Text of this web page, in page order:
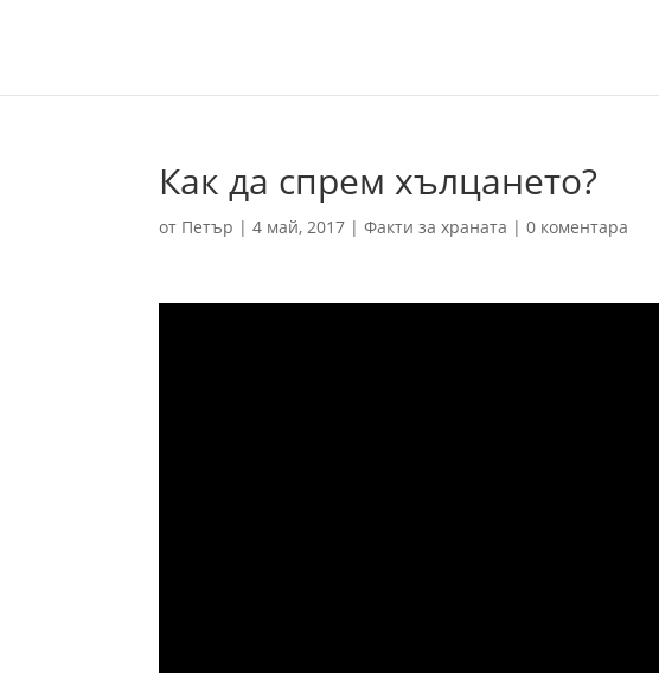
Как да спрем хълцането?
от Петър |4 май, 2017 |Факти за храната |0 коментара